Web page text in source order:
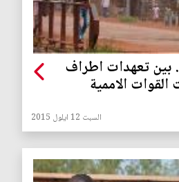
بين تعهدات اطراف
الاممية
السبت 12 ايلول 2015